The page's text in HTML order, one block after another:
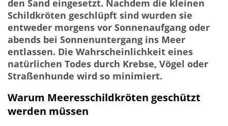
den Sand eingesetzt. Nachdem die kleinen
Schildkröten geschlüpft sind wurden sie
entweder morgens vor Sonnenaufgang oder
abends bei Sonnenuntergang ins Meer
entlassen. Die Wahrscheinlichkeit eines
natürlichen Todes durch Krebse, Vögel oder
Straßenhunde wird so minimiert.
Warum Meeresschildkröten geschützt
werden müssen